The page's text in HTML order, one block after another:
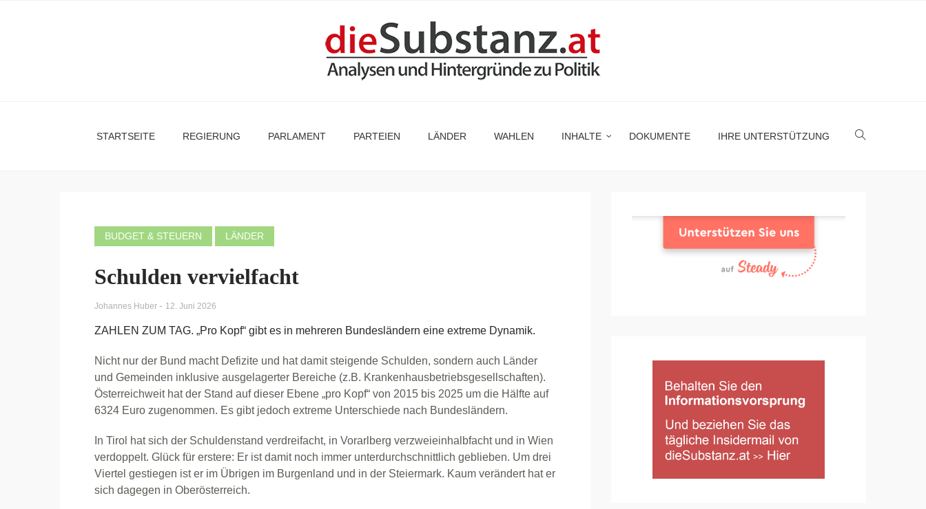
STARTSEITE REGIERUNG PARLAMENT PARTEIEN LÄNDER WAHLEN INHALTE DOKUMENTE IHRE UNTERSTÜTZUNG
BUDGET & STEUERN LÄNDER
Schulden vervielfacht
Johannes Huber - 12. Juni 2026
ZAHLEN ZUM TAG. „Pro Kopf“ gibt es in mehreren Bundesländern eine extreme Dynamik.
Nicht nur der Bund macht Defizite und hat damit steigende Schulden, sondern auch Länder
und Gemeinden inklusive ausgelagerter Bereiche (z.B. Krankenhausbetriebsgesellschaften).
Österreichweit hat der Stand auf dieser Ebene „pro Kopf“ von 2015 bis 2025 um die Hälfte auf
6324 Euro zugenommen. Es gibt jedoch extreme Unterschiede nach Bundesländern.
In Tirol hat sich der Schuldenstand verdreifacht, in Vorarlberg verzweieinhalbfacht und in Wien
verdoppelt. Glück für erstere: Er ist damit noch immer unterdurchschnittlich geblieben. Um drei
Viertel gestiegen ist er im Übrigen im Burgenland und in der Steiermark. Kaum verändert hat er
sich dagegen in Oberösterreich.